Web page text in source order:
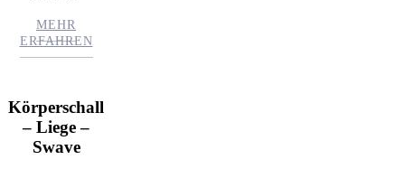
MEHR
ERFAHREN
Körperschall
– Liege –
Swave